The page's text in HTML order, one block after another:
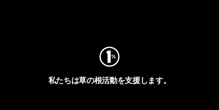
私たちは草の根活動を支援します。